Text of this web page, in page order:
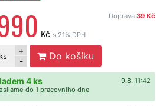
Doprava 39 Kč
Kč s 21% DPH
ks
+
-
Do košíku
9.8. 11:42
4 ks
do 1 pracovního dne